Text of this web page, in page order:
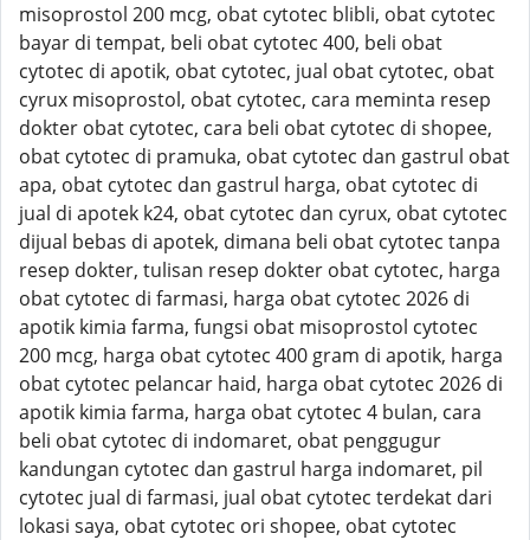
misoprostol 200 mcg, obat cytotec blibli, obat cytotec
bayar di tempat, beli obat cytotec 400, beli obat
cytotec di apotik, obat cytotec, jual obat cytotec, obat
cyrux misoprostol, obat cytotec, cara meminta resep
dokter obat cytotec, cara beli obat cytotec di shopee,
obat cytotec di pramuka, obat cytotec dan gastrul obat
apa, obat cytotec dan gastrul harga, obat cytotec di
jual di apotek k24, obat cytotec dan cyrux, obat cytotec
dijual bebas di apotek, dimana beli obat cytotec tanpa
resep dokter, tulisan resep dokter obat cytotec, harga
obat cytotec di farmasi, harga obat cytotec 2026 di
apotik kimia farma, fungsi obat misoprostol cytotec
200 mcg, harga obat cytotec 400 gram di apotik, harga
obat cytotec pelancar haid, harga obat cytotec 2026 di
apotik kimia farma, harga obat cytotec 4 bulan, cara
beli obat cytotec di indomaret, obat penggugur
kandungan cytotec dan gastrul harga indomaret, pil
cytotec jual di farmasi, jual obat cytotec terdekat dari
lokasi saya, obat cytotec ori shopee, obat cytotec